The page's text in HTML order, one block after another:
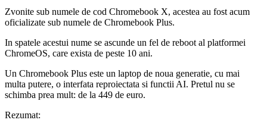
Zvonite sub numele de cod Chromebook X, acestea au fost acum
oficializate sub numele de Chromebook Plus.
In spatele acestui nume se ascunde un fel de reboot al platformei
ChromeOS, care exista de peste 10 ani.
Un Chromebook Plus este un laptop de noua generatie, cu mai
multa putere, o interfata reproiectata si functii AI. Pretul nu se
schimba prea mult: de la 449 de euro.
Rezumat: